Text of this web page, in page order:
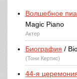
Волшебное
Magic Piano
Актер
Биография /
(Тони Кертис)
44-я